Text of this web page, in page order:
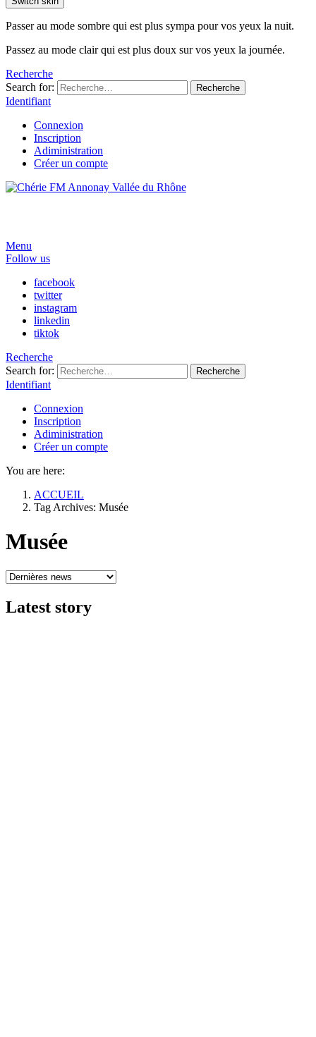
Passer au mode sombre qui est plus sympa pour vos yeux la nuit.
Passez au mode clair qui est plus doux sur vos yeux la journée.
Recherche
Search for:
Recherche
Identifiant
Connexion
Inscription
Adiministration
Créer un compte
Menu
Follow us
facebook
twitter
instagram
linkedin
tiktok
Recherche
Search for:
Recherche
Identifiant
Connexion
Inscription
Adiministration
Créer un compte
You are here:
ACCUEIL
Tag Archives: Musée
Musée
Latest story